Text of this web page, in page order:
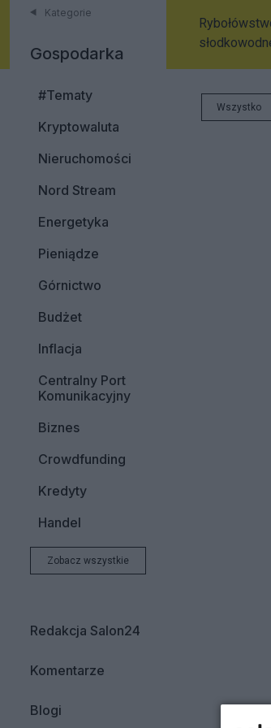
Kategorie
Gospodarka
#Tematy
Kryptowaluta
Nieruchomości
Nord Stream
Energetyka
Pieniądze
Górnictwo
Budżet
Inflacja
Centralny Port
Komunikacyjny
Biznes
Crowdfunding
Kredyty
Handel
Zobacz wszystkie
Redakcja Salon24
Komentarze
Blogi
Wszystko